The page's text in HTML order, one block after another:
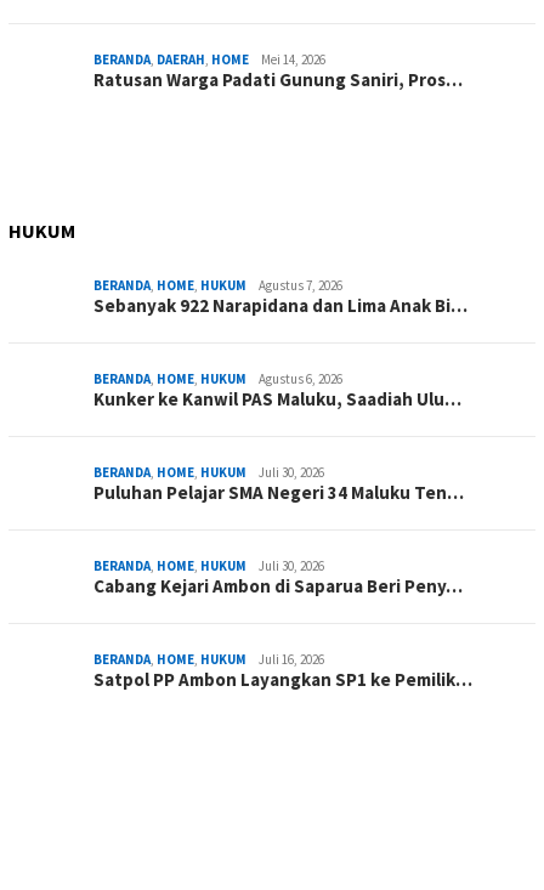
BERANDA, DAERAH, HOME Mei 14, 2026
Ratusan Warga Padati Gunung Saniri, Pros…
HUKUM
BERANDA, HOME, HUKUM Agustus 7, 2026
Sebanyak 922 Narapidana dan Lima Anak Bi…
BERANDA, HOME, HUKUM Agustus 6, 2026
Kunker ke Kanwil PAS Maluku, Saadiah Ulu…
BERANDA, HOME, HUKUM Juli 30, 2026
Puluhan Pelajar SMA Negeri 34 Maluku Ten…
BERANDA, HOME, HUKUM Juli 30, 2026
Cabang Kejari Ambon di Saparua Beri Peny…
BERANDA, HOME, HUKUM Juli 16, 2026
Satpol PP Ambon Layangkan SP1 ke Pemilik…